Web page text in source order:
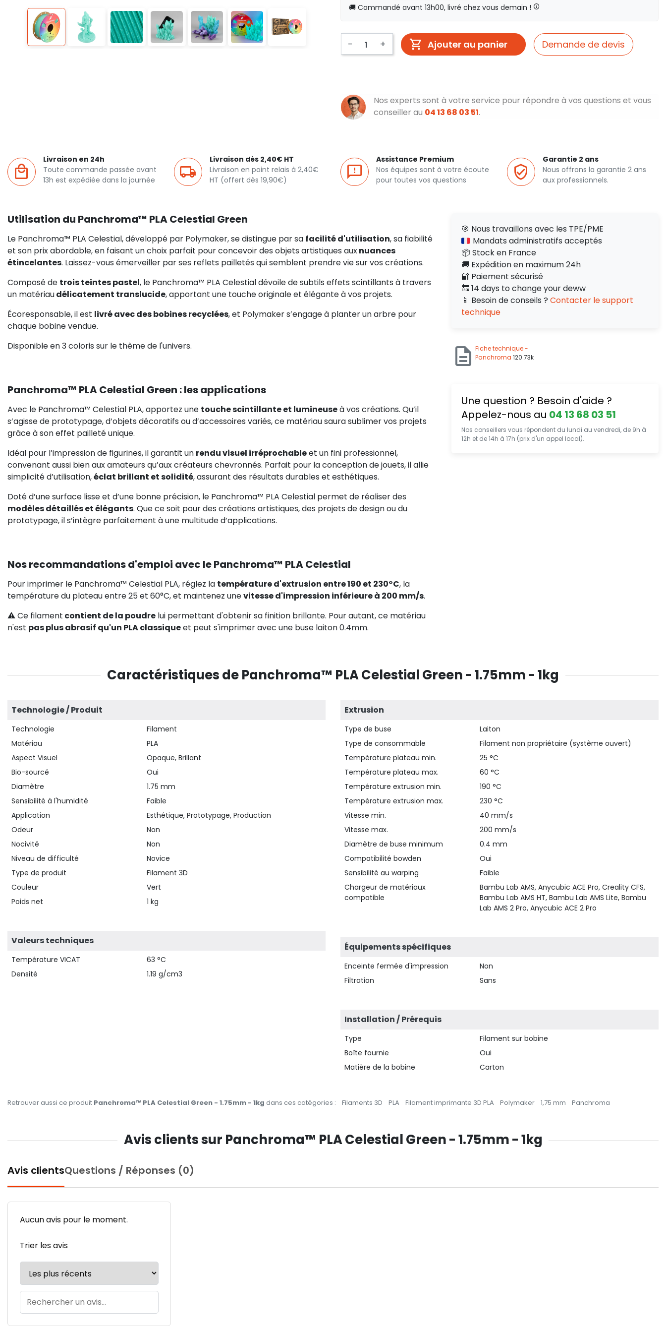
🚚 Commandé avant 13h00, livré chez vous demain !
- + Ajouter au panier Demande de devis
Nos experts sont à votre service pour répondre à vos questions et vous
conseiller au 04 13 68 03 51.
Livraison en 24h
Toute commande passée avant
13h est expédiée dans la journée
Livraison dès 2,40€ HT
Livraison en point relais à 2,40€
HT (offert dès 19,90€)
Assistance Premium
Nos équipes sont à votre écoute
pour toutes vos questions
Garantie 2 ans
Nous offrons la garantie 2 ans
aux professionnels.
Utilisation du Panchroma™ PLA Celestial Green
Le Panchroma™ PLA Celestial, développé par Polymaker, se distingue par sa facilité d'utilisation, sa fiabilité
et son prix abordable, en faisant un choix parfait pour concevoir des objets artistiques auxnuances
étincelantes. Laissez-vous émerveiller par ses reflets pailletés qui semblent prendre vie sur vos créations.
Composé de trois teintes pastel, le Panchroma™ PLA Celestial dévoile de subtils effets scintillants à travers
un matériaudélicatement translucide, apportant une touche originale et élégante à vos projets.
Écoresponsable, il est livré avec des bobines recyclées, et Polymaker s’engage à planter un arbre pour
chaque bobine vendue.
Disponible en 3 coloris sur le thème de l'univers.
Panchroma™ PLA Celestial Green : les applications
Avec le Panchroma™ Celestial PLA, apportez une touche scintillante et lumineuseà vos créations. Qu’il
s’agisse de prototypage, d’objets décoratifs ou d’accessoires variés, ce matériau saura sublimer vos projets
grâce à son effet pailleté unique.
Idéal pour l’impression de figurines, il garantit un rendu visuel irréprochableet un fini professionnel,
convenant aussi bien aux amateurs qu’aux créateurs chevronnés. Parfait pour la conception de jouets, il allie
simplicité d’utilisation,éclat brillant et solidité, assurant des résultats durables et esthétiques.
Doté d’une surface lisse et d’une bonne précision, le Panchroma™ PLA Celestial permet de réaliser des
modèles détaillés et élégants. Que ce soit pour des créations artistiques, des projets de design ou du
prototypage, il s’intègre parfaitement à une multitude d’applications.
Nos recommandations d'emploi avec le Panchroma™ PLA Celestial
Pour imprimer le Panchroma™ Celestial PLA, réglez la température d'extrusion entre 190 et 230°C, la
température du plateau entre 25 et 60°C, et maintenez unevitesse d'impression inférieure à 200 mm/s.
⚠️ Ce filament contient de la poudre lui permettant d'obtenir sa finition brillante. Pour autant, ce matériau
n'est pas plus abrasif qu'un PLA classiqueet peut s'imprimer avec une buse laiton 0.4mm.
🎯 Nous travaillons avec les TPE/PME
Mandats administratifs acceptés
📦 Stock en France
🚚 Expédition en maximum 24h
🔐 Paiement sécurisé
🔙 14 days to change your deww
📱 Besoin de conseils ? Contacter le support
technique
Fiche technique -
Panchroma 120.73k
Une question ? Besoin d'aide ?
Appelez-nous au 04 13 68 03 51
Nos conseillers vous répondent du lundi au vendredi, de 9h à
12h et de 14h à 17h (prix d'un appel local).
Caractéristiques de Panchroma™ PLA Celestial Green - 1.75mm - 1kg
Technologie / Produit
Technologie
Filament
Matériau
PLA
Aspect Visuel
Opaque, Brillant
Bio-sourcé
Oui
Diamètre
1.75 mm
Sensibilité à l'humidité
Faible
Application
Esthétique, Prototypage, Production
Odeur
Non
Nocivité
Non
Niveau de difficulté
Novice
Type de produit
Filament 3D
Couleur
Vert
Poids net
1 kg
Valeurs techniques
Température VICAT
63 °C
Densité
1.19 g/cm3
Extrusion
Type de buse
Laiton
Type de consommable
Filament non propriétaire (système ouvert)
Température plateau min.
25 °C
Température plateau max.
60 °C
Température extrusion min.
190 °C
Température extrusion max.
230 °C
Vitesse min.
40 mm/s
Vitesse max.
200 mm/s
Diamètre de buse minimum
0.4 mm
Compatibilité bowden
Oui
Sensibilité au warping
Faible
Chargeur de matériaux
compatible
Bambu Lab AMS, Anycubic ACE Pro, Creality CFS,
Bambu Lab AMS HT, Bambu Lab AMS Lite, Bambu
Lab AMS 2 Pro, Anycubic ACE 2 Pro
Équipements spécifiques
Enceinte fermée d'impression
Non
Filtration
Sans
Installation / Prérequis
Type
Filament sur bobine
Boîte fournie
Oui
Matière de la bobine
Carton
Retrouver aussi ce produit Panchroma™ PLA Celestial Green - 1.75mm - 1kg dans ces catégories : Filaments 3D PLA Filament imprimante 3D PLA Polymaker 1,75 mm Panchroma
Avis clients sur Panchroma™ PLA Celestial Green - 1.75mm - 1kg
Avis clientsQuestions / Réponses (0)
Aucun avis pour le moment.
Trier les avis